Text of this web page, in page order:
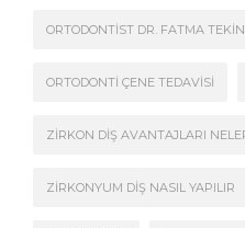
ORTODONTIST DR. FATMA TEKIN
ORTODONTI ÇENE TEDAVISI
ZIRKON DIŞ AVANTAJLARI
ZIRKONYUM DIŞ NASIL YAPILIR